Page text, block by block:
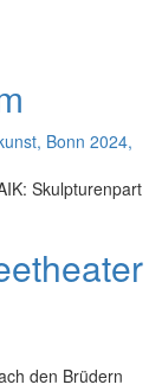
Skulpturenpart
den Brüdern